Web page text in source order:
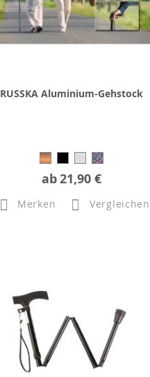
RUSSKA Aluminium-Gehstock
ab21,90 €
Merken Vergleichen